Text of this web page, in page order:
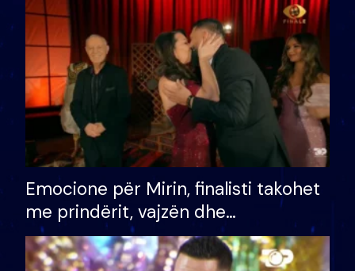
të fituar çmimin e madh
Emocione për Mirin, finalisti takohet
me prindërit, vajzën dhe
bashkëshorten: S’kemi ndonjë letër
divorci apo jo?